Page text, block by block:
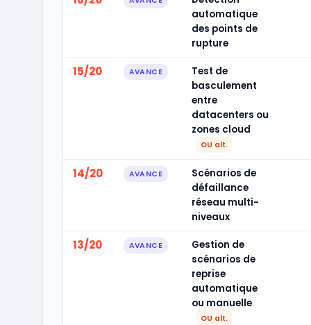
automatique
des points de
rupture
15/20 AVANCE
Test de
basculement
entre
datacenters ou
zones cloud
OU alt.
14/20 AVANCE
Scénarios de
défaillance
réseau multi-
niveaux
13/20 AVANCE
Gestion de
scénarios de
reprise
automatique
ou manuelle
OU alt.